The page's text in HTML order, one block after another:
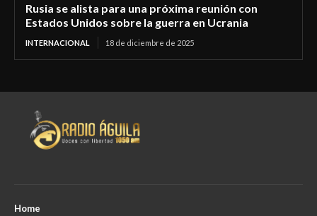
Rusia se alista para una próxima reunión con
Estados Unidos sobre la guerra en Ucrania
INTERNACIONAL 18 de diciembre de 2025
Home